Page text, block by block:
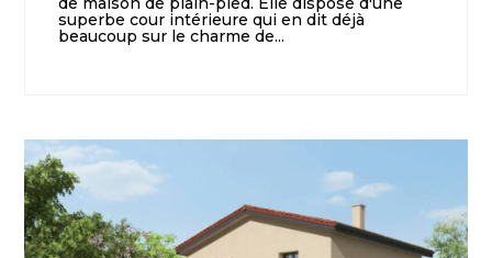
superbe cour intérieure qui en dit déjà
beaucoup sur le charme de...